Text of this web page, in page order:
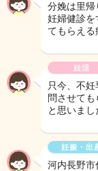
分娩は里帰
妊婦健診を
てもらえ
妊活
只今、不
問させて
と思いま
妊娠・出
河内長野市